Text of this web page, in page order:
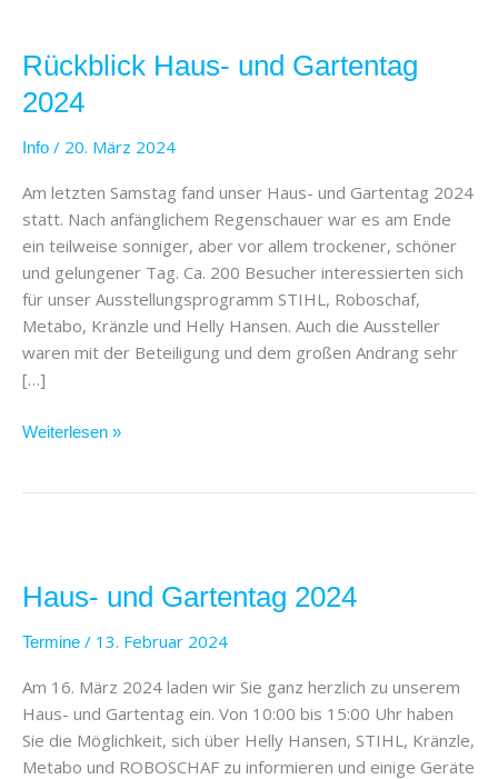
Rückblick Haus- und Gartentag
2024
Info / 20. März 2024
Am letzten Samstag fand unser Haus- und Gartentag 2024
statt. Nach anfänglichem Regenschauer war es am Ende
ein teilweise sonniger, aber vor allem trockener, schöner
und gelungener Tag. Ca. 200 Besucher interessierten sich
für unser Ausstellungsprogramm STIHL, Roboschaf,
Metabo, Kränzle und Helly Hansen. Auch die Aussteller
waren mit der Beteiligung und dem großen Andrang sehr
[…]
und
2024
Weiterlesen »
Haus- und Gartentag 2024
Termine / 13. Februar 2024
Am 16. März 2024 laden wir Sie ganz herzlich zu unserem
Haus- und Gartentag ein. Von 10:00 bis 15:00 Uhr haben
Sie die Möglichkeit, sich über Helly Hansen, STIHL, Kränzle,
Metabo und ROBOSCHAF zu informieren und einige Geräte
Gartentag